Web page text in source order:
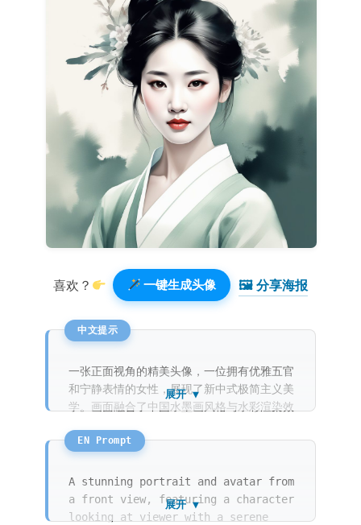
喜欢？ 一键生成头像 🖼 分享海报️
一张正面视角的精美头像，一位拥有优雅五官
和宁静表情的女性，展现了新中式极简主义美
学。画面融合了中国水墨画风格与水彩渲染效
色，带有大量的留白。她穿着淡青色的丝绸上
衣，发丝细节清晰，背景干净通透，整体呈现
出一种禅意十足的艺术感。
展开 ▼
A stunning portrait and avatar from
a front view, featuring a character
looking at viewer with a serene
展开 ▼